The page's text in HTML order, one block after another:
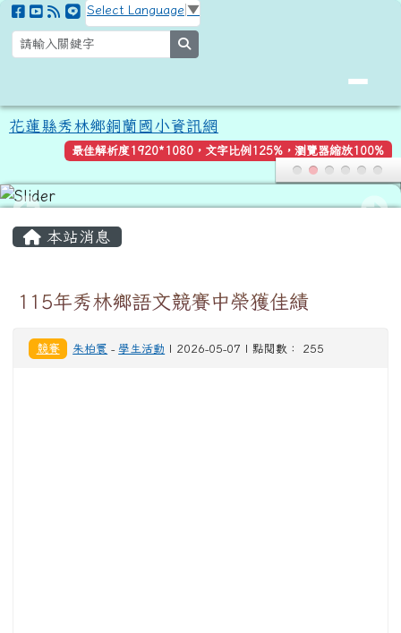
跳至主內容區
花蓮縣秀林鄉銅蘭國小資訊網
Select Language ▼
花蓮縣秀林鄉銅蘭國小資訊網
最佳解析度1920*1080，文字比例125%，瀏覽器縮放100%
本站消息
115年秀林鄉語文競賽中榮獲佳績
競賽 朱柏寰 - 學生活動 | 2026-05-07 | 點閱數： 255